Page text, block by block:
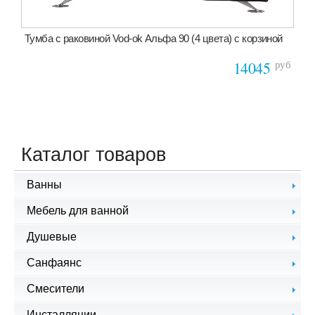
Каталог товаров
Ванны
Чугунные ванны
Акриловые ванны
Ванны из литого мрамора
Мебель для ванной
Тумбы с раковиной
Подвесная мебель
Душевые
Душевые кабины, уголки
Санфаянс
Смесители
Тумба с раковиной Vod-ok Альфа 90 (4 цвета) с корзиной
14045 руб